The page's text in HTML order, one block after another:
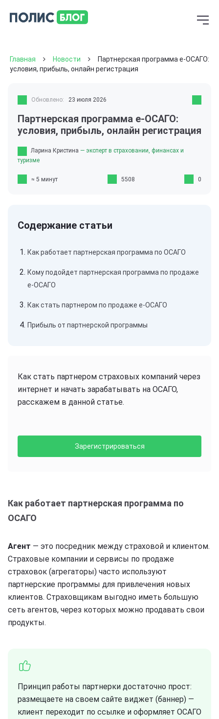
Главная Новости
Партнерская программа е-ОСАГО:
условия, прибыль, онлайн регистрация
Обновлено: 23 июля 2026
Партнерская программа е-ОСАГО:
условия, прибыль, онлайн регистрация
Ларина Кристина — эксперт в страховании, финансах и
туризме
≈ 5 минут 5508 0
Как работает партнерская программа по ОСАГО
Кому подойдет партнерская программа по продаже
е-ОСАГО
Как стать партнером по продаже е-ОСАГО
Прибыль от партнерской программы
Как стать партнером страховых компаний через
интернет и начать зарабатывать на ОСАГО,
расскажем в данной статье.
Зарегистрироваться
Как работает партнерская программа по
ОСАГО
Агент — это посредник между страховой и клиентом.
Страховые компании и сервисы по продаже
страховок (агрегаторы) часто используют
партнерские программы для привлечения новых
клиентов. Страховщикам выгодно иметь большую
сеть агентов, через которых можно продавать свои
продукты.
Принцип работы партнерки достаточно прост:
размещаете на своем сайте виджет (баннер) —
клиент переходит по ссылке и оформляет ОСАГО